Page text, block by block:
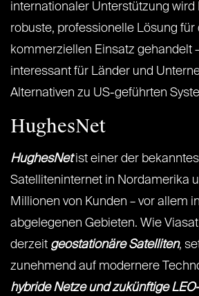
internationaler Unterstützung wird
robuste, professionelle Lösung für
kommerziellen Einsatz gehandelt
interessant für Länder und
Alternativen zu US-geführten
HughesNet
HughesNet ist einer der
Satelliteninternet in Nordamerika
Millionen von Kunden – vor allem
abgelegenen Gebieten. Wie
derzeit geostationäre Satelliten,
zunehmend auf modernere
hybride Netze und zukünftige